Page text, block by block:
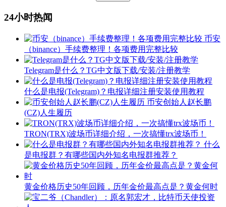
24小时热闻
币安
（binance）手续费整理！各项费用完整比较
Telegram是什么？TG中文版下载/安装/注册教学
什么是电报(Telegram)？电报详细注册安装使用教程
币安创始人赵长鹏
(CZ)人生履历
TRON(TRX)波场币详细介绍，一次搞懂trx波场币！
什么
是电报群？有哪些国内外知名电报群推荐？
黄金价格历史50年回顾，历年金价最高点是？黄金何时